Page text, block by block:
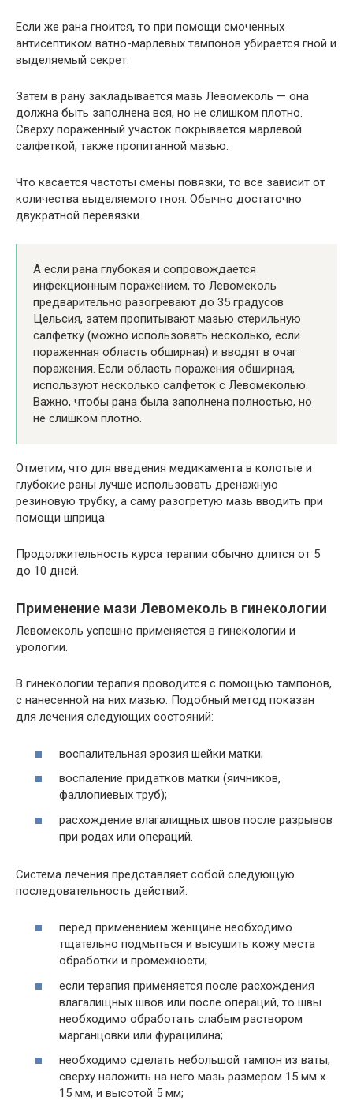
Если же рана гноится, то при помощи смоченных
антисептиком ватно-марлевых тампонов убирается гной и
выделяемый секрет.
Затем в рану закладывается мазь Левомеколь — она
должна быть заполнена вся, но не слишком плотно.
Сверху пораженный участок покрывается марлевой
салфеткой, также пропитанной мазью.
Что касается частоты смены повязки, то все зависит от
количества выделяемого гноя. Обычно достаточно
двукратной перевязки.
А если рана глубокая и сопровождается
инфекционным поражением, то Левомеколь
предварительно разогревают до 35 градусов
Цельсия, затем пропитывают мазью стерильную
салфетку (можно использовать несколько, если
пораженная область обширная) и вводят в очаг
поражения. Если область поражения обширная,
используют несколько салфеток с Левомеколью.
Важно, чтобы рана была заполнена полностью, но
не слишком плотно.
Отметим, что для введения медикамента в колотые и
глубокие раны лучше использовать дренажную
резиновую трубку, а саму разогретую мазь вводить при
помощи шприца.
Продолжительность курса терапии обычно длится от 5
до 10 дней.
Применение мази Левомеколь в гинекологии
Левомеколь успешно применяется в гинекологии и
урологии.
В гинекологии терапия проводится с помощью тампонов,
с нанесенной на них мазью. Подобный метод показан
для лечения следующих состояний:
воспалительная эрозия шейки матки;
воспаление придатков матки (яичников,
фаллопиевых труб);
расхождение влагалищных швов после разрывов
при родах или операций.
Система лечения представляет собой следующую
последовательность действий:
перед применением женщине необходимо
тщательно подмыться и высушить кожу места
обработки и промежности;
если терапия применяется после расхождения
влагалищных швов или после операций, то швы
необходимо обработать слабым раствором
марганцовки или фурацилина;
необходимо сделать небольшой тампон из ваты,
сверху наложить на него мазь размером 15 мм х
15 мм, и высотой 5 мм;